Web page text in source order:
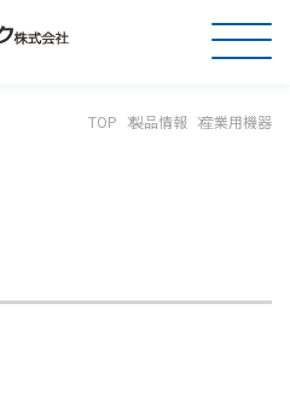
TOP 製品情報 産業用機器